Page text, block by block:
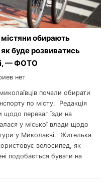
обирають
буде розвиватись
— ФОТО
нет
почали обирати
по місту. Редакція
щодо переваг їзди на
у міської влади щодо
у Миколаєві. Жителька
велосипед, як
подобається бувати на